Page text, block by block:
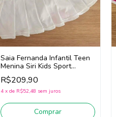
Saia Fernanda Infantil Teen
Menina Siri Kids Sport
Badminton 44718 (Branco)
R$209,90
4 x de R$52,48 sem juros
Comprar